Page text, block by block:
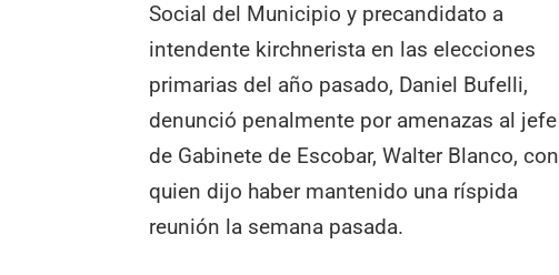
Social del Municipio y precandidato a
intendente kirchnerista en las elecciones
primarias del año pasado, Daniel Bufelli,
denunció penalmente por amenazas al jefe
de Gabinete de Escobar, Walter Blanco, con
quien dijo haber mantenido una ríspida
reunión la semana pasada.